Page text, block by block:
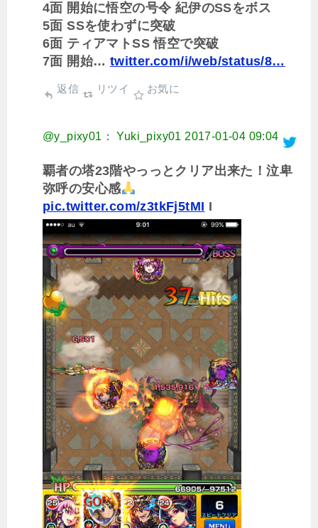
4面 開始に悟空の号令 紀伊のSSをボス
5面 SSを使わずに突破
6面 ティアマトSS 悟空で突破
7面 開始… twitter.com/i/web/status/8…
返信 リツイ お気に
@y_pixy01： Yuki_pixy01 2017-01-04 09:04
覇者の塔23階やっっとクリア出来た！泣卑
弥呼の安心感
pic.twitter.com/z3tkFj5tMI I